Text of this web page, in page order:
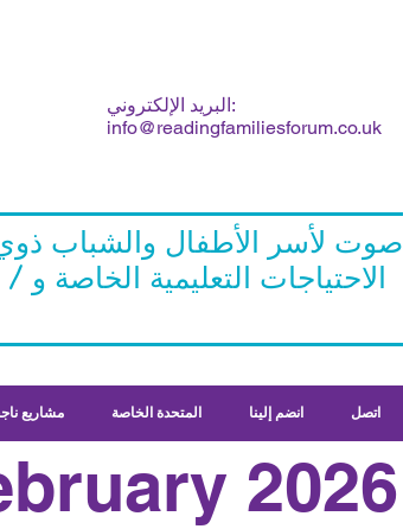
البريد الإلكتروني:
info@readingfamiliesforum.co.uk
صوت لأسر الأطفال والشباب
مشاريع المتحدة الخاصة انضم إلينا اتصل
2026